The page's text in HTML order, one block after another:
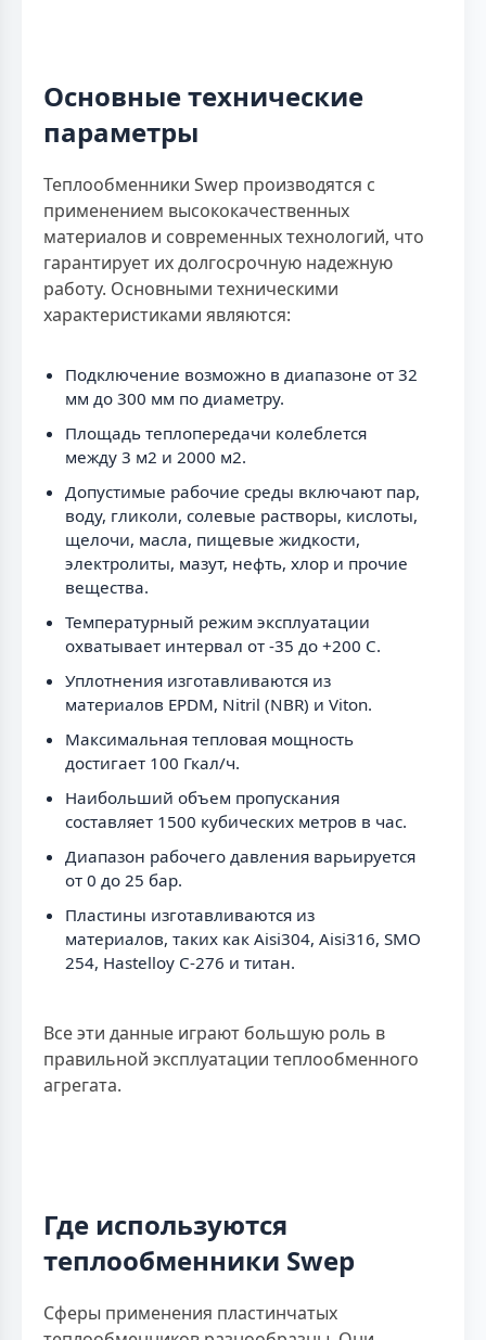
Основные технические
параметры
Теплообменники Swep производятся с
применением высококачественных
материалов и современных технологий, что
гарантирует их долгосрочную надежную
работу. Основными техническими
характеристиками являются:
Подключение возможно в диапазоне от 32
мм до 300 мм по диаметру.
Площадь теплопередачи колеблется
между 3 м2 и 2000 м2.
Допустимые рабочие среды включают пар,
воду, гликоли, солевые растворы, кислоты,
щелочи, масла, пищевые жидкости,
электролиты, мазут, нефть, хлор и прочие
вещества.
Температурный режим эксплуатации
охватывает интервал от -35 до +200 C.
Уплотнения изготавливаются из
материалов EPDM, Nitril (NBR) и Viton.
Максимальная тепловая мощность
достигает 100 Гкал/ч.
Наибольший объем пропускания
составляет 1500 кубических метров в час.
Диапазон рабочего давления варьируется
от 0 до 25 бар.
Пластины изготавливаются из
материалов, таких как Aisi304, Aisi316, SMO
254, Hastelloy C-276 и титан.
Все эти данные играют большую роль в
правильной эксплуатации теплообменного
агрегата.
Где используются
теплообменники Swep
Сферы применения пластинчатых